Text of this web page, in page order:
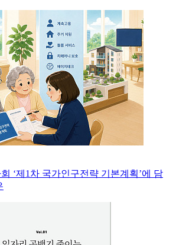
‘제1차 국가인구전략 기본계획’에 담